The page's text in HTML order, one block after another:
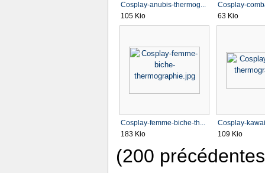
Cosplay-anubis-thermog...
105 Kio
Cosplay-
63 Kio
Cosplay-femme-biche-th...
183 Kio
Cosplay-
109 Kio
(200